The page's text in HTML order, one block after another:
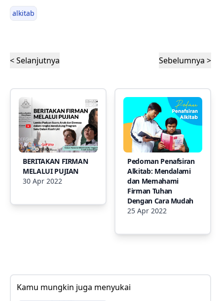
alkitab
< Selanjutnya Sebelumnya >
BERITAKAN FIRMAN
MELALUI PUJIAN
30 Apr 2022
Pedoman Penafsiran
Alkitab: Mendalami
dan Memahami
Firman Tuhan
Dengan Cara Mudah
25 Apr 2022
Kamu mungkin juga menyukai